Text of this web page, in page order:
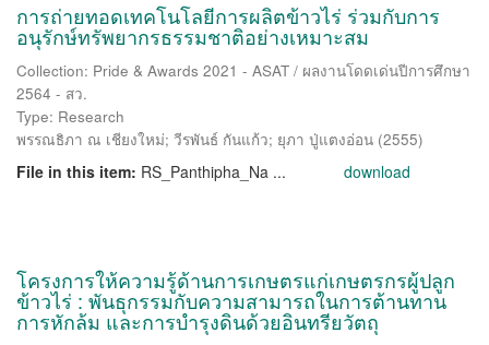
การถ่ายทอดเทคโนโลยีการผลิตข้าวไร่ ร่วมกับการ
อนุรักษ์ทรัพยากรธรรมชาติอย่างเหมาะสม
Collection: Pride & Awards 2021 - ASAT / ผลงานโดดเด่นปีการศึกษา
2564 - สว.
Type: Research
พรรณธิภา ณ เชียงใหม่; วีรพันธ์ กันแก้ว; ยุภา ปู่แตงอ่อน (2555)
File in this item: RS_Panthipha_Na ... download
โครงการให้ความรู้ด้านการเกษตรแก่เกษตรกรผู้ปลูก
ข้าวไร่ : พันธุกรรมกับความสามารถในการต้านทาน
การหักล้ม และการบำรุงดินด้วยอินทรียวัตถุ